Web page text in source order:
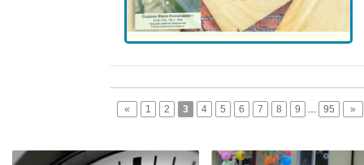
« 1 2 3 4 5 6 7 8 9 … 95 »